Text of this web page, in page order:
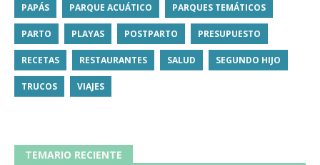
PAPÁS PARQUE ACUÁTICO PARQUES TEMÁTICOS
PARTO PLAYAS POSTPARTO PRESUPUESTO
RECETAS RESTAURANTES SALUD SEGUNDO HIJO
TRUCOS VIAJES
TEMARIO RECIENTE